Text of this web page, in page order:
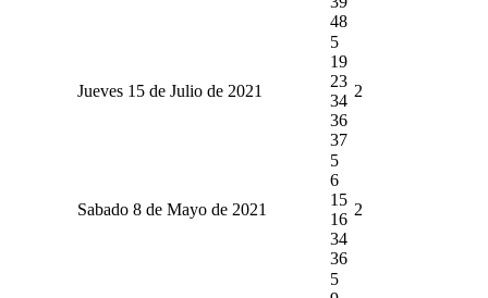
48
Jueves 15 de Julio de 2021
5
19
23
34
36
37
2
Sabado 8 de Mayo de 2021
5
6
15
16
34
36
2
5